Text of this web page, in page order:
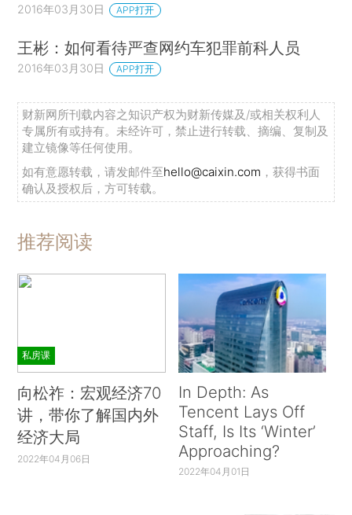
2016年03月30日 APP打开
王彬：如何看待严查网约车犯罪前科人员
2016年03月30日 APP打开
财新网所刊载内容之知识产权为财新传媒及/或相关权利人
专属所有或持有。未经许可，禁止进行转载、摘编、复制及
建立镜像等任何使用。
如有意愿转载，请发邮件至hello@caixin.com ，获得书面
确认及授权后，方可转载。
推荐阅读
私房课
向松祚：宏观经济70
讲，带你了解国内外
经济大局
2022年04月06日
In Depth: As
Tencent Lays Off
Staff, Is Its ‘Winter’
Approaching?
2022年04月01日